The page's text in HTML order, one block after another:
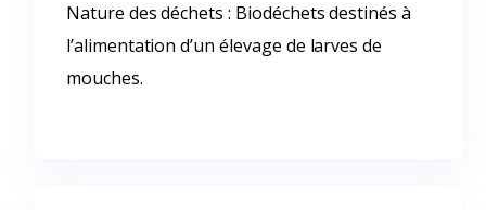
Nature des déchets : Biodéchets destinés à
l’alimentation d’un élevage de larves de
mouches.